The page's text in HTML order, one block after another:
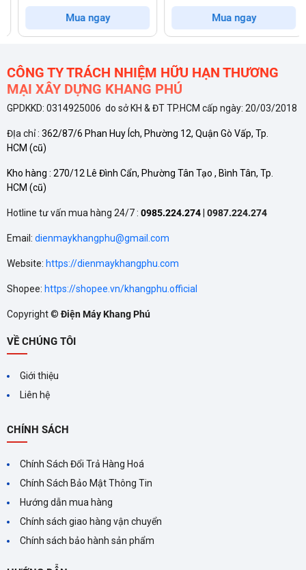
Bếp từ GX ID505 sở hữu thiết kế rất tinh tế vànhỏ gọn
biệt phù hợp với những không gian bếp có diện tích hạn chế,
căn hộ nhỏ hoặc các khu vực cần lắp đặt bếp linh hoạt.
Mặt kính
năng chống trầy xước và dễ dàng vệ sinh, giúp bếp luôn duy
trì vẻ ngoài sạch sẽ và sáng bóng. Các cạnh vát tinh tế ở hai
phía trước và sau tạo cảm giác mềm mại, hiện đại, dễ dàng
kết hợp với nhiều kiểu dáng nội thất bếp khác nhau.
Hiệu Năng Vượt Trội – Tăng Tốc Độ Nấu Ăn
Bếp từ GrandX GX ID505 được trang bị công nghệ mạnh mẽ,
đảm bảo hiệu suất nấu nướng cao:
Mua ngay Mua ngay
CÔNG TY TRÁCH NHIỆM HỮU HẠN THƯƠNG
MẠI XÂY DỰNG KHANG PHÚ
GPDKKD: 0314925006 do sở KH & ĐT TP.HCM cấp ngày: 20/03/2018
ĐỊa chỉ : 362/87/6 Phan Huy Ích, Phường 12, Quận Gò Vấp, Tp.
HCM (cũ)
Kho hàng : 270/12 Lê Đình Cẩn, Phường Tân Tạo , Bình Tân, Tp.
HCM (cũ)
Hotline tư vấn mua hàng 24/7 : 0985.224.274 0987.224.274
Email: dienmaykhangphu@gmail.com
Website: https://dienmaykhangphu.com
Shopee: https://shopee.vn/khangphu.official
Copyright ©Điện Máy Khang Phú
VỀ CHÚNG TÔI
Giới thiệu
Liên hệ
CHÍNH SÁCH
Chính Sách Đổi Trả Hàng Hoá
Chính Sách Bảo Mật Thông Tin
Hướng dẫn mua hàng
Chính sách giao hàng vận chuyển
Chính sách bảo hành sản phẩm